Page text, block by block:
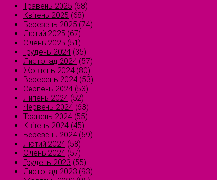
Травень 2025 (68)
Квітень 2025 (68)
Березень 2025 (74)
Лютий 2025 (67)
Січень 2025 (51)
Грудень 2024 (35)
Листопад 2024 (57)
Жовтень 2024 (80)
Вересень 2024 (53)
Серпень 2024 (53)
Липень 2024 (52)
Червень 2024 (63)
Травень 2024 (55)
Квітень 2024 (45)
Березень 2024 (59)
Лютий 2024 (58)
Січень 2024 (57)
Грудень 2023 (55)
Листопад 2023 (93)